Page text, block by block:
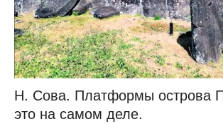
Н. Сова. Платформы острова
это на самом деле.